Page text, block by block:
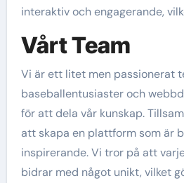
interaktiv och engagerande,
Vårt Team
Vi är ett litet men passionerat
baseballentusiaster och
för att dela vår kunskap.
att skapa en plattform som är
inspirerande. Vi tror på att
bidrar med något unikt, vilket